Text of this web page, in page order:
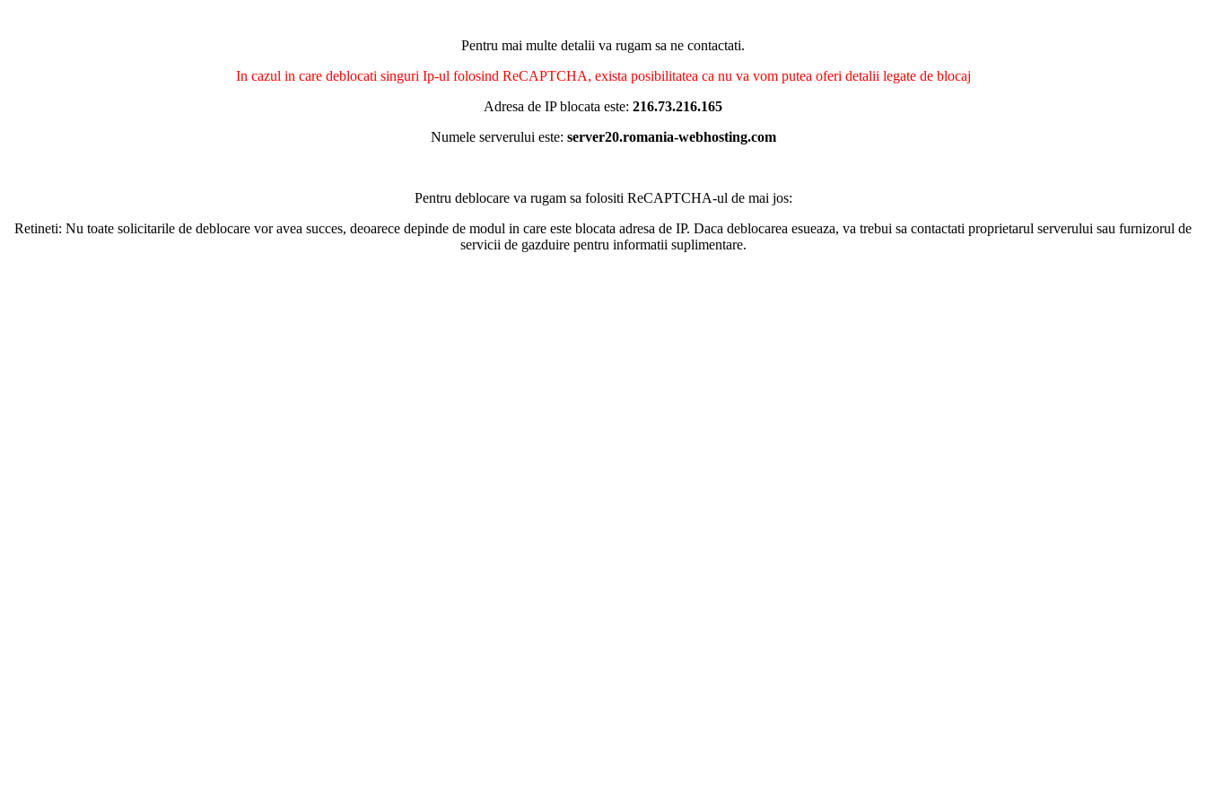
Pentru mai multe detalii va rugam sa ne contactati.
In cazul in care deblocati singuri Ip-ul folosind ReCAPTCHA, exista posibilitatea ca nu va vom putea oferi detalii legate de blocaj
Adresa de IP blocata este: 216.73.216.165
Numele serverului este: server20.romania-webhosting.com
Pentru deblocare va rugam sa folositi ReCAPTCHA-ul de mai jos:
Retineti: Nu toate solicitarile de deblocare vor avea succes, deoarece depinde de modul in care este blocata adresa de IP. Daca deblocarea esueaza, va trebui sa contactati proprietarul serverului sau furnizorul de
servicii de gazduire pentru informatii suplimentare.